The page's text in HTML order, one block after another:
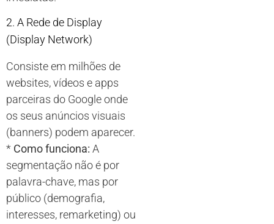
2. A Rede de Display
(Display Network)
Consiste em milhões de
websites, vídeos e apps
parceiras do Google onde
os seus anúncios visuais
(banners) podem aparecer.
* Como funciona: A
segmentação não é por
palavra-chave, mas por
público (demografia,
interesses, remarketing) ou